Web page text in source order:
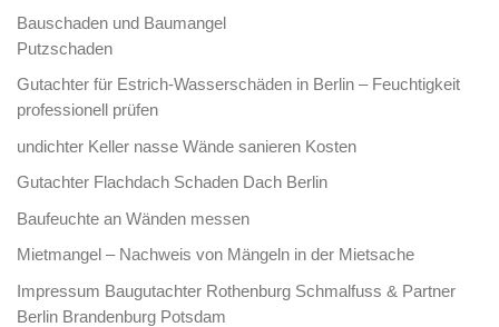
Bauschaden und Baumangel
Putzschaden
Gutachter für Estrich-Wasserschäden in Berlin – Feuchtigkeit
professionell prüfen
undichter Keller nasse Wände sanieren Kosten
Gutachter Flachdach Schaden Dach Berlin
Baufeuchte an Wänden messen
Mietmangel – Nachweis von Mängeln in der Mietsache
Impressum Baugutachter Rothenburg Schmalfuss & Partner
Berlin Brandenburg Potsdam